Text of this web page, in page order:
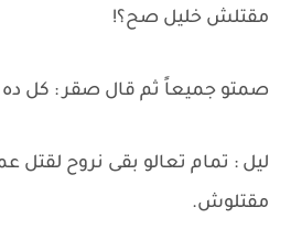
مقتلش خليل صح؟!
صمتو جميعاً ثم قال صقر : كل
ليل : تمام تعالو بقى نروح لقتل
مقتلوش.